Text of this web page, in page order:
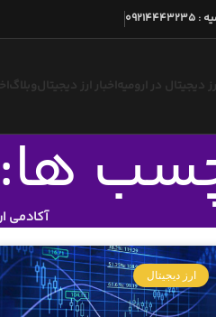
:
09214443235
دیجیتال در ارومیه اخبار ارز دیجیتالوبلاگ
آکادمی
ارز دیجیتال